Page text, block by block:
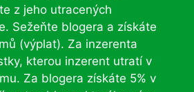
z jeho utracených
Sežeňte blogera a získáte
(výplat). Za inzerenta
kterou inzerent utratí v
Za blogera získáte 5% v